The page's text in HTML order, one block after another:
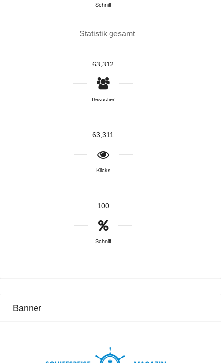
Schnitt
Statistik gesamt
63,312
Besucher
63,311
Klicks
100
Schnitt
Banner